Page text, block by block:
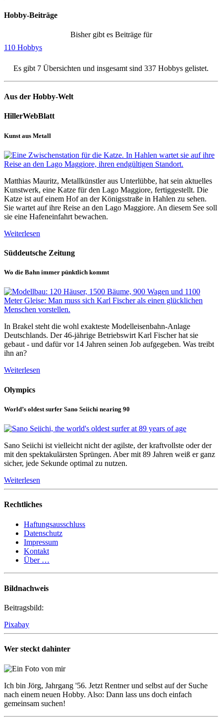
Hobby-Beiträge
Bisher gibt es Beiträge für
110 Hobbys
Es gibt 7 Übersichten und insgesamt sind 337 Hobbys gelistet.
Aus der Hobby-Welt
HillerWebBlatt
Kunst aus Metall
Matthias Mauritz, Metallkünstler aus Unterlübbe, hat sein aktuelles
Kunstwerk, eine Katze für den Lago Maggiore, fertiggestellt. Die
Katze ist auf einem Hof an der Königsstraße in Hahlen zu sehen.
Sie wartet auf ihre Reise an den Lago Maggiore. An diesem See soll
sie eine Hafeneinfahrt bewachen.
Weiterlesen
Süddeutsche Zeitung
Wo die Bahn immer pünktlich kommt
In Brakel steht die wohl exakteste Modelleisenbahn-Anlage
Deutschlands. Der 46-jährige Betriebswirt Karl Fischer hat sie
gebaut - und dafür vor 14 Jahren seinen Job aufgegeben. Was treibt
ihn an?
Weiterlesen
Olympics
World’s oldest surfer Sano Seiichi nearing 90
Sano Seiichi ist vielleicht nicht der agilste, der kraftvollste oder der
mit den spektakulärsten Sprüngen. Aber mit 89 Jahren weiß er ganz
sicher, jede Sekunde optimal zu nutzen.
Weiterlesen
Rechtliches
Haftungsausschluss
Datenschutz
Impressum
Kontakt
Über …
Bildnachweis
Beitragsbild:
Pixabay
Wer steckt dahinter
Ich bin Jörg, Jahrgang '56. Jetzt Rentner und selbst auf der Suche
nach einem neuen Hobby. Also: Dann lass uns doch einfach
gemeinsam suchen!